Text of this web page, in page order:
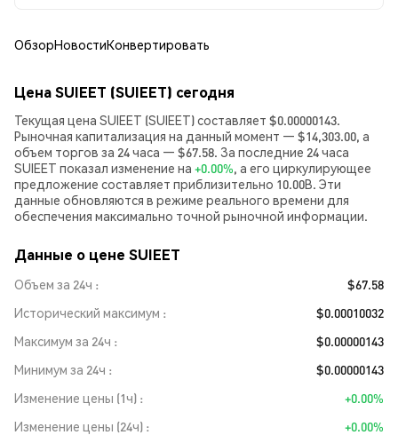
ОбзорНовостиКонвертировать
Цена SUIEET (SUIEET) сегодня
Текущая цена SUIEET (SUIEET) составляет $0.00000143.
Рыночная капитализация на данный момент — $14,303.00, а
объем торгов за 24 часа — $67.58. За последние 24 часа
SUIEET показал изменение на +0.00%, а его циркулирующее
предложение составляет приблизительно 10.00B. Эти
данные обновляются в режиме реального времени для
обеспечения максимально точной рыночной информации.
Данные о цене SUIEET
Объем за 24ч
$67.58
Исторический максимум
$0.00010032
Максимум за 24ч
$0.00000143
Минимум за 24ч
$0.00000143
Изменение цены (1ч)
+0.00%
Изменение цены (24ч)
+0.00%